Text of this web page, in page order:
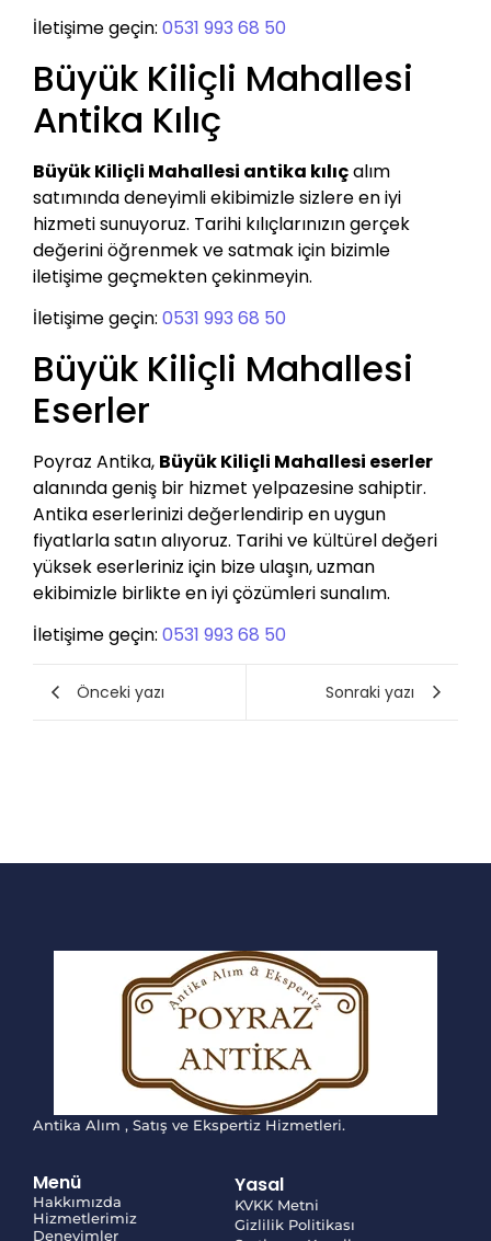
İletişime geçin: 0531 993 68 50
Büyük Kiliçli Mahallesi
Antika Kılıç
Büyük Kiliçli Mahallesi antika kılıçalım
satımında deneyimli ekibimizle sizlere en iyi
hizmeti sunuyoruz. Tarihi kılıçlarınızın gerçek
değerini öğrenmek ve satmak için bizimle
iletişime geçmekten çekinmeyin.
İletişime geçin: 0531 993 68 50
Büyük Kiliçli Mahallesi
Eserler
Poyraz Antika, Büyük Kiliçli Mahallesi eserler
alanında geniş bir hizmet yelpazesine sahiptir.
Antika eserlerinizi değerlendirip en uygun
fiyatlarla satın alıyoruz. Tarihi ve kültürel değeri
yüksek eserleriniz için bize ulaşın, uzman
ekibimizle birlikte en iyi çözümleri sunalım.
İletişime geçin: 0531 993 68 50
Önceki yazı Sonraki yazı
Antika Alım , Satış ve Ekspertiz Hizmetleri.
Menü
Hakkımızda
Hizmetlerimiz
Deneyimler
Yasal
KVKK Metni
Gizlilik Politikası